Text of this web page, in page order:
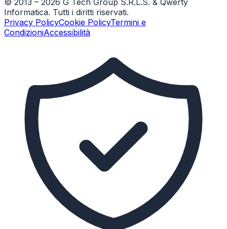
Informatica. Tutti i diritti riservati.
Privacy PolicyCookie PolicyTermini e
CondizioniAccessibilità